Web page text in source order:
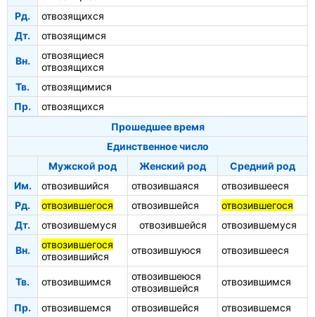
Рд.
отвозящихся
Дт.
отвозящимся
Вн.
отвозящиеся
отвозящихся
Тв.
отвозящимися
Пр.
отвозящихся
Прошедшее время
Единственное число
Мужской род
Женский род
Средний род
Им.
отвозившийся отвозившаяся
отвозившееся
Рд.
отвозившегося отвозившейся
отвозившегося
Дт.
отвозившемуся отвозившейся отвозившемуся
Вн.
отвозившегося
отвозившийся
отвозившуюся отвозившееся
Тв. отвозившимся
отвозившеюся
отвозившейся
отвозившимся
Пр. отвозившемся отвозившейся
отвозившемся